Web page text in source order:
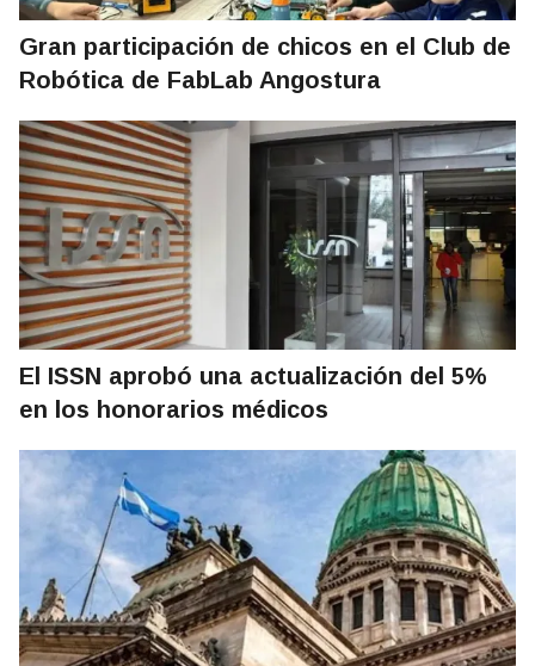
Gran participación de chicos en el Club de
Robótica de FabLab Angostura
El ISSN aprobó una actualización del 5%
en los honorarios médicos